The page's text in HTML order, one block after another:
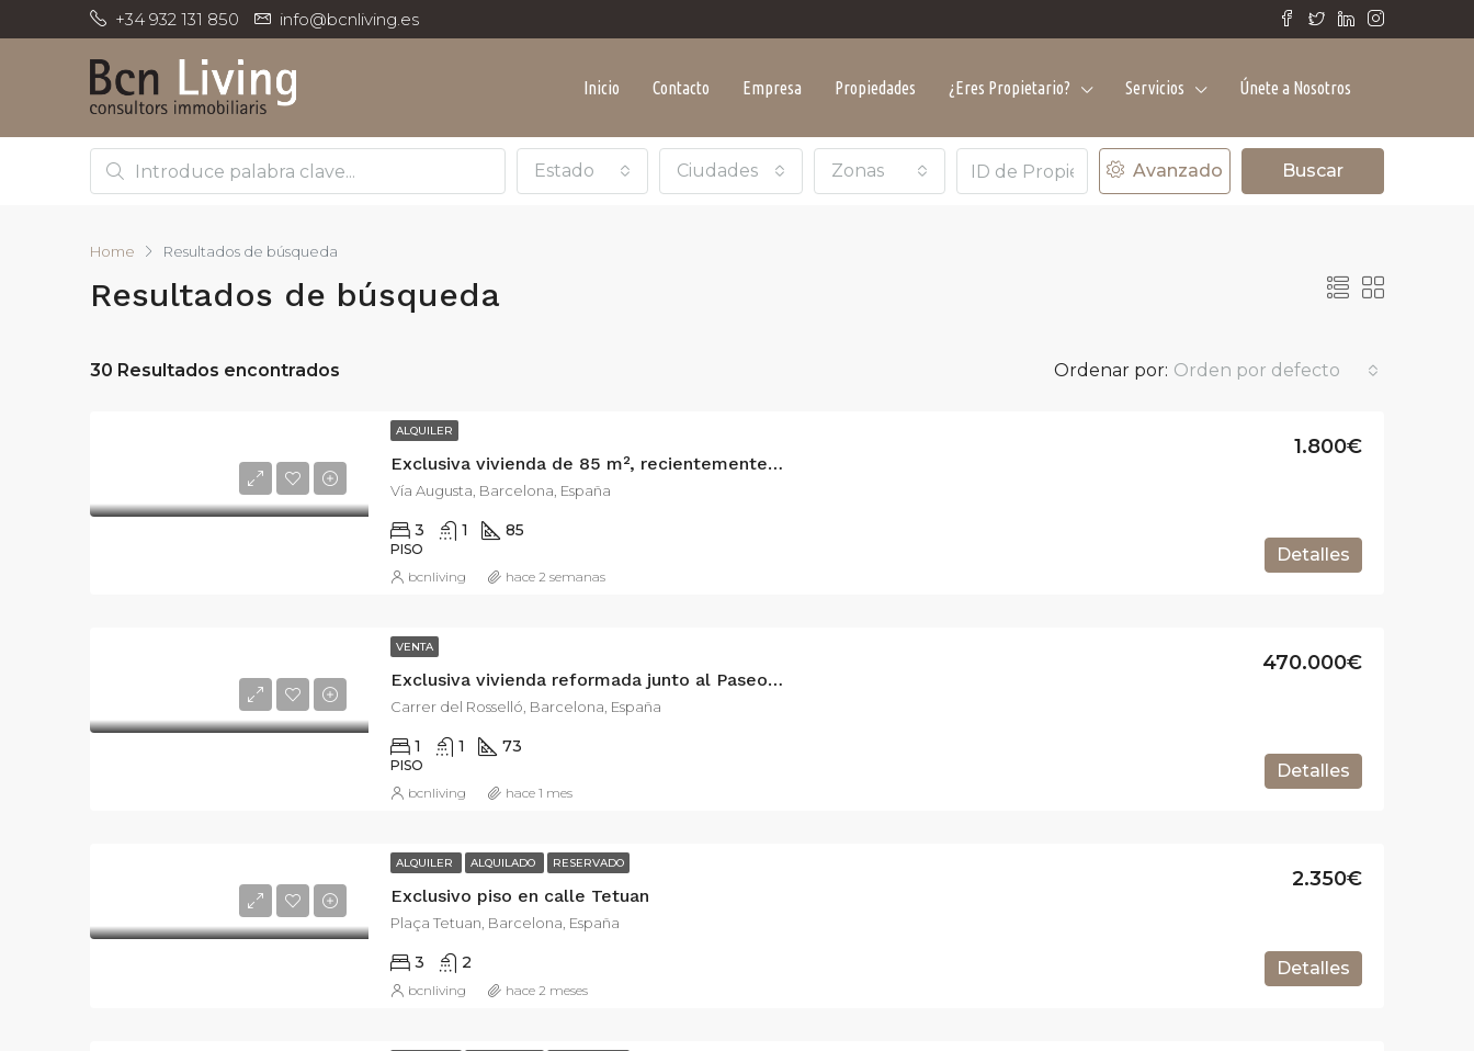
+34 932 131 850 info@bcnliving.es
Inicio Contacto Empresa Propiedades ¿Eres Propietario? Servicios Únete a Nosotros
Estado Ciudades Zonas Avanzado Buscar
Home Resultados de búsqueda
Resultados de búsqueda
30 Resultados encontrados Ordenar por: Orden por defecto
ALQUILER
Exclusiva vivienda de 85 m², recientemente reformada en Via Augusta.
1.800€
Vía Augusta, Barcelona, España
3 1 85
PISO Detalles
bcnliving hace 2 semanas
VENTA
Exclusiva vivienda reformada junto al Paseo de Sant Joan
470.000€
Carrer del Rosselló, Barcelona, España
1 1 73
PISO Detalles
bcnliving hace 1 mes
ALQUILER ALQUILADO RESERVADO
Exclusivo piso en calle Tetuan
2.350€
Plaça Tetuan, Barcelona, España
3 2 Detalles
bcnliving hace 2 meses